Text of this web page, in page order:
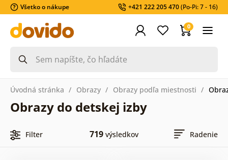
Všetko o nákupe +421 222 205 470(Po-Pi: 7 - 16)
0
Úvodná stránka Obrazy Obrazy podľa miestnosti
Obrazy do detskej izby
Filter 719 výsledkov Radenie